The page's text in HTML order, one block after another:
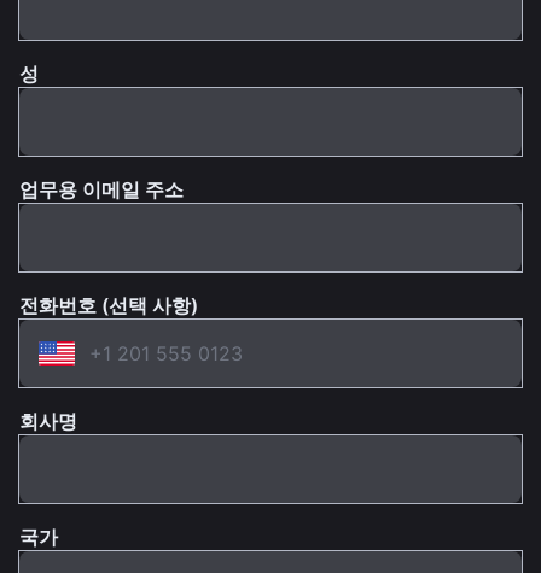
성
업무용 이메일 주소
전화번호 (선택 사항)
회사명
국가